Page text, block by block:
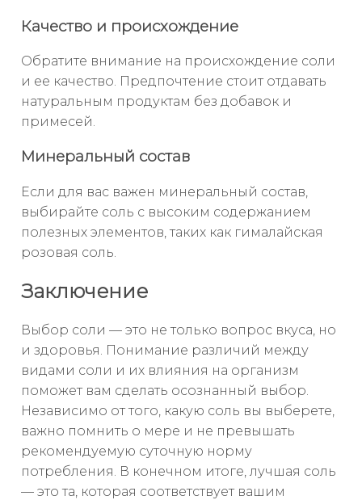
Качество и происхождение
Обратите внимание на происхождение соли
и ее качество. Предпочтение стоит отдавать
натуральным продуктам без добавок и
примесей.
Минеральный состав
Если для вас важен минеральный состав,
выбирайте соль с высоким содержанием
полезных элементов, таких как гималайская
розовая соль.
Заключение
Выбор соли — это не только вопрос вкуса, но
и здоровья. Понимание различий между
видами соли и их влияния на организм
поможет вам сделать осознанный выбор.
Независимо от того, какую соль вы выберете,
важно помнить о мере и не превышать
рекомендуемую суточную норму
потребления. В конечном итоге, лучшая соль
— это та, которая соответствует вашим